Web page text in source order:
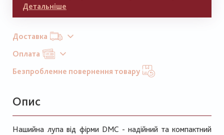
Детальніше
Доставка
Оплата
Безпроблемне повернення товару
Опис
Нашийна лупа від фірми DMC - надійний та компактний